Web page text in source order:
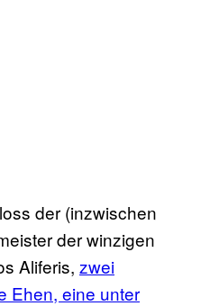
der (inzwischen
der winzigen
Aliferis, zwei
Ehen, eine unter